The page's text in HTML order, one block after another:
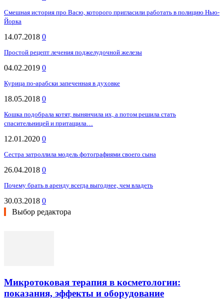
Смешная история про Васю, которого пригласили работать в полицию Нью-
Йорка
14.07.2018 0
Простой рецепт лечения поджелудочной железы
04.02.2019 0
Курица по-арабски запеченная в духовке
18.05.2018 0
Кошка подобрала котят, вынянчила их, а потом решила стать
спасительницей и притащила…
12.01.2020 0
Сестра затроллила модель фотографиями своего сына
26.04.2018 0
Почему брать в аренду всегда выгоднее, чем владеть
30.03.2018 0
Выбор редактора
Микротоковая терапия в косметологии:
показания, эффекты и оборудование